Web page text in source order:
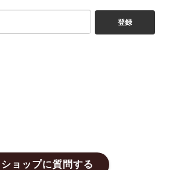
登録
ショップに質問する